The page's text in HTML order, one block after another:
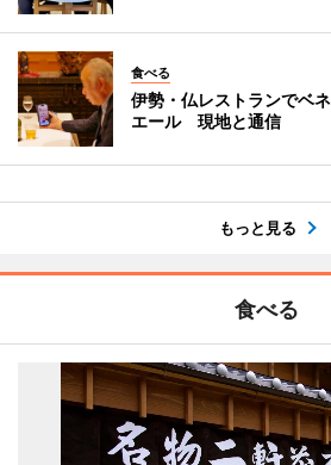
食べる
伊勢・仏レストランでベ
エール 現地と通信
もっと見る
食べる